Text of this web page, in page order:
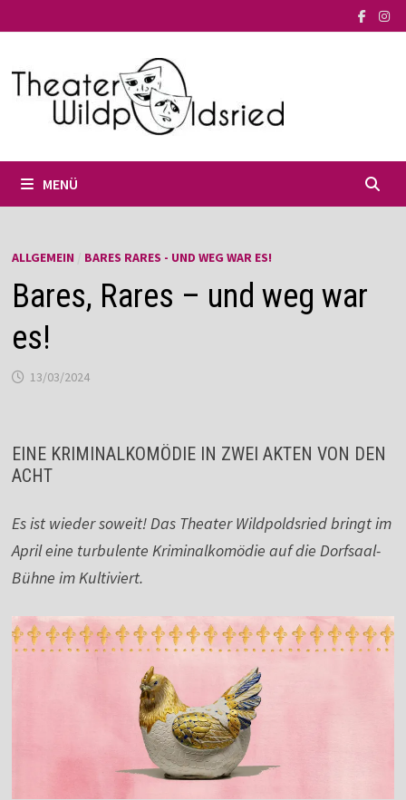
Inhalt
MENÜ
ALLGEMEIN BARES RARES - UND WEG WAR ES!
Bares, Rares – und weg war
es!
13/03/2024
EINE KRIMINALKOMÖDIE IN ZWEI AKTEN VON DEN
ACHT
Es ist wieder soweit! Das Theater Wildpoldsried bringt im
April eine turbulente Kriminalkomödie auf die Dorfsaal-
Bühne im Kultiviert.